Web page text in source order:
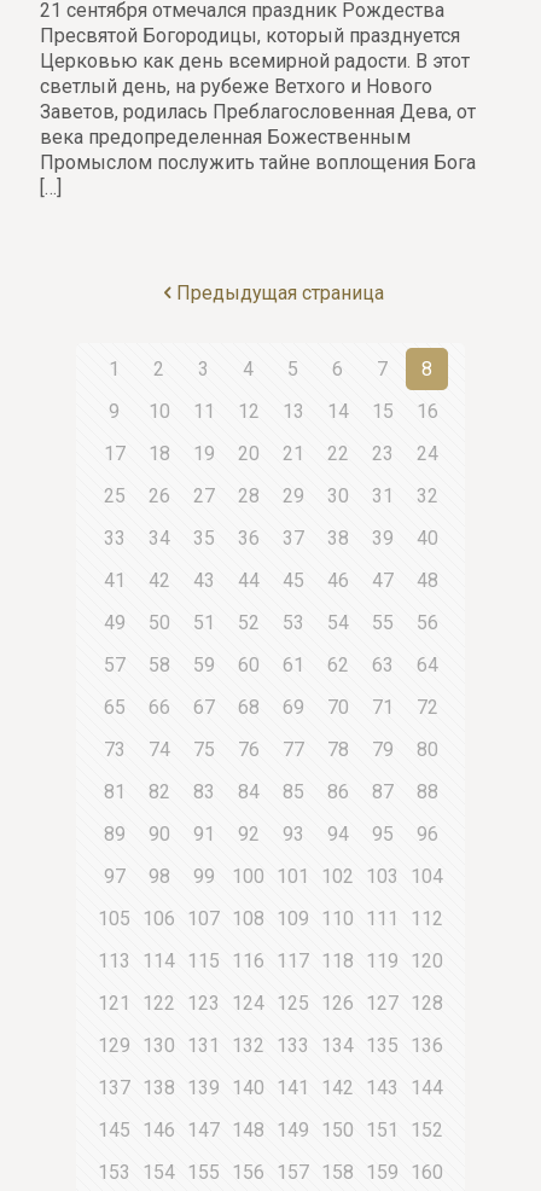
21 сентября отмечался праздник Рождества
Пресвятой Богородицы, который празднуется
Церковью как день всемирной радости. В этот
светлый день, на рубеже Ветхого и Нового
Заветов, родилась Преблагословенная Дева, от
века предопределенная Божественным
Промыслом послужить тайне воплощения Бога
[…]
Предыдущая страница
1 2 3 4 5 6 7
8
9
10 11 12 13 14 15
16
17
18 19 20 21 22 23
24
25
26 27 28 29 30 31
32
33
34 35 36 37 38 39
40
41
42 43 44 45 46 47
48
49
50 51 52 53 54 55
56
57
58 59 60 61 62 63
64
65
66 67 68 69 70 71
72
73
74 75 76 77 78 79
80
81
82 83 84 85 86 87
88
89
90 91 92 93 94 95
96
97
98 99 100 101 102 103
104
105
106 107 108 109 110 111
112
113
114 115 116 117 118 119
120
121
122 123 124 125 126 127 128
129
130 131 132 133 134 135
136
137 138 139 140 141 142 143
144
145
146 147 148 149 150 151
152
153
154 155 156 157 158 159
160